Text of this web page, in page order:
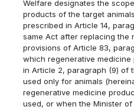
Welfare designates the
products of the target
prescribed in Article 14,
same Act after replacing the
provisions of Article 83,
which regenerative
in Article 2, paragraph (9) of
used only for animals
regenerative medicine
used, or when the Minister